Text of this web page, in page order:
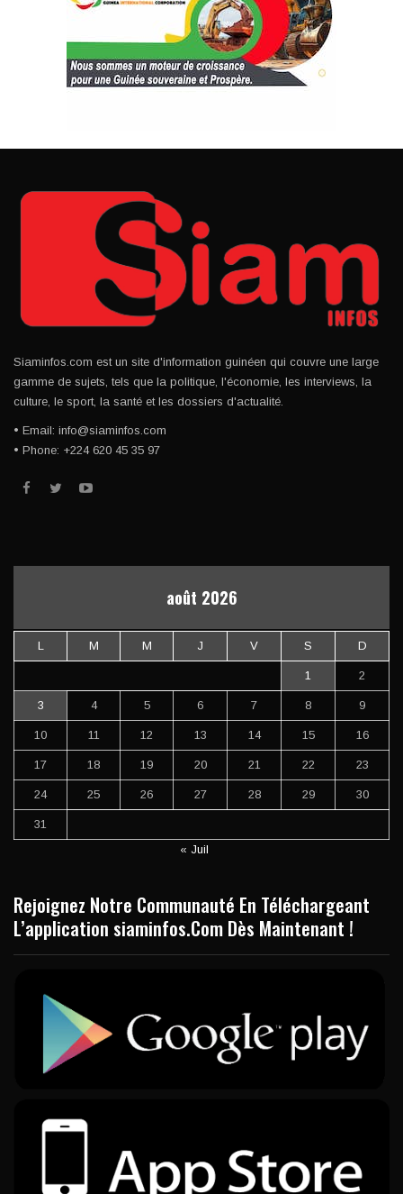
Siaminfos.com est un site d'information guinéen qui couvre une large
gamme de sujets, tels que la politique, l'économie, les interviews, la
culture, le sport, la santé et les dossiers d'actualité.
• Email: info@siaminfos.com
• Phone: +224 620 45 35 97
août 2026
L M M J V S D
1 2
3 4 5 6 7 8 9
10 11 12 13 14 15 16
17 18 19 20 21 22 23
24 25 26 27 28 29 30
31
« Juil
Rejoignez Notre Communauté En Téléchargeant
L’application siaminfos.Com Dès Maintenant !